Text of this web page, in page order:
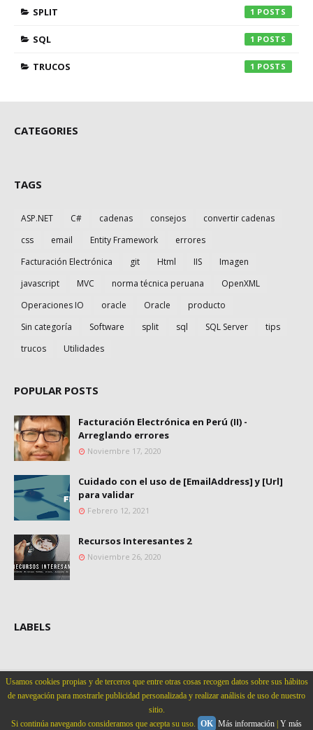
SPLIT 1
SQL 1
TRUCOS 1
CATEGORIES
TAGS
ASP.NET C# cadenas consejos
convertir cadenas
css
email Entity Framework
errores
Facturación Electrónica
git Html IIS
Imagen
javascript
MVC norma técnica peruana
OpenXML
Operaciones IO
oracle Oracle
producto
Sin categoría
Software split sql SQL Server
tips
trucos
Utilidades
POPULAR POSTS
Facturación Electrónica en Perú (II) -
Arreglando errores
Noviembre 17, 2020
Cuidado con el uso de [EmailAddress] y [Url]
para validar
Febrero 12, 2021
Recursos Interesantes 2
Noviembre 26, 2020
Usamos cookies propias y de terceros que entre otras cosas recogen datos sobre sus hábitos
de navegación para mostrarle publicidad personalizada y realizar análisis de uso de nuestro
sitio.
Si continúa navegando consideramos que acepta su uso. OK Más información Y más
LABELS
Home About
Contact Us
| Distributed ByCarlos Mayanga